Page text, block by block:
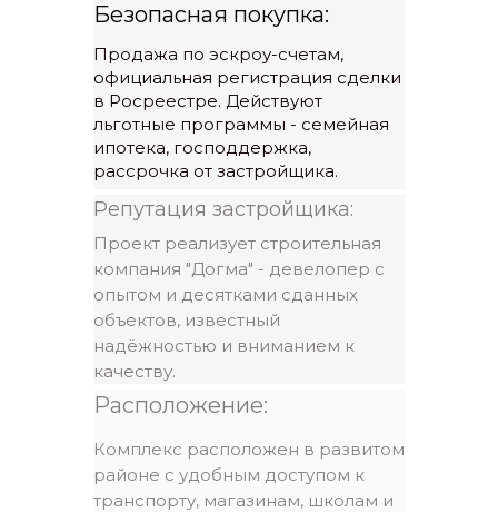
Комплекс расположен в развитом
районе с удобным доступом к
транспорту, магазинам, школам и
Расположение:
Проект реализует строительная
компания "Догма" - девелопер с
опытом и десятками сданных
объектов, известный
надёжностью и вниманием к
качеству.
Репутация застройщика:
Продажа по эскроу-счетам,
официальная регистрация сделки
в Росреестре. Действуют
льготные программы - семейная
ипотека, господдержка,
рассрочка от застройщика.
Безопасная покупка:
квартира–студия
Площадь: